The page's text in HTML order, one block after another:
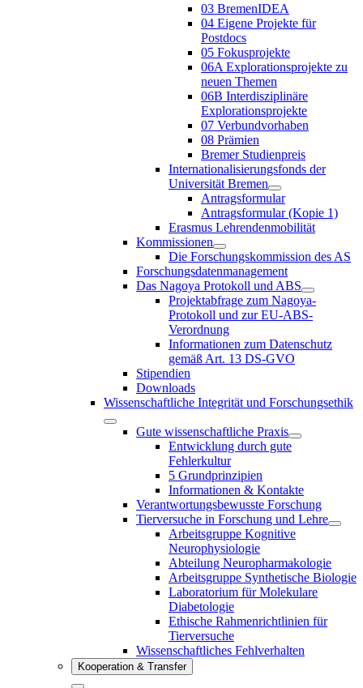
03 BremenIDEA
04 Eigene Projekte für
Postdocs
05 Fokusprojekte
06A Explorationsprojekte zu
neuen Themen
06B Interdisziplinäre
Explorationsprojekte
07 Verbundvorhaben
08 Prämien
Bremer Studienpreis
Internationalisierungsfonds der
Universität Bremen
Antragsformular
Antragsformular (Kopie 1)
Erasmus Lehrendenmobilität
Kommissionen
Die Forschungskommission des AS
Forschungsdatenmanagement
Das Nagoya Protokoll und ABS
Projektabfrage zum Nagoya-
Protokoll und zur EU-ABS-
Verordnung
Informationen zum Datenschutz
gemäß Art. 13 DS-GVO
Stipendien
Downloads
Wissenschaftliche Integrität und Forschungsethik
Gute wissenschaftliche Praxis
Entwicklung durch gute
Fehlerkultur
5 Grundprinzipien
Informationen & Kontakte
Verantwortungsbewusste Forschung
Tierversuche in Forschung und Lehre
Arbeitsgruppe Kognitive
Neurophysiologie
Abteilung Neuropharmakologie
Arbeitsgruppe Synthetische Biologie
Laboratorium für Molekulare
Diabetologie
Ethische Rahmenrichtlinien für
Tierversuche
Wissenschaftliches Fehlverhalten
Kooperation & Transfer